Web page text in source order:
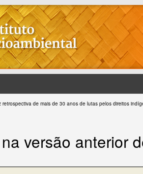
retrospectiva de mais de 30 anos de lutas pelos direitos
versão anterior